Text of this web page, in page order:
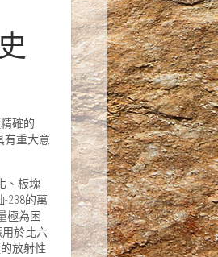
確的
有重大意
、板塊
238的萬
極為困
於比六
放射性